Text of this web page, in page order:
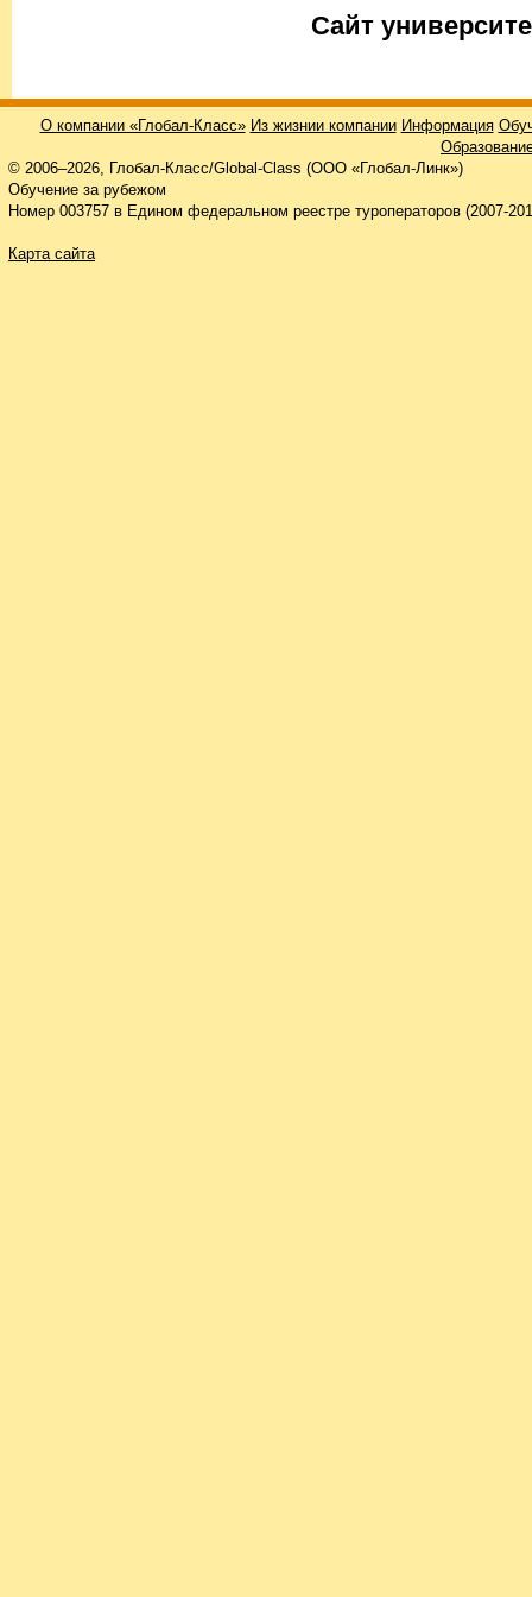
Cайт
О компании «Глобал-Класс» Из жизнии компании Информация
© 2006–2026, Глобал-Класс/Global-Class (ООО «Глобал-Линк»)
Обучение за рубежом
Номер 003757 в Едином федеральном реестре туроператоров (2007-
Карта сайта